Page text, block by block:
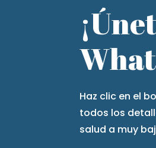
Haz clic en el
todos los
salud a muy